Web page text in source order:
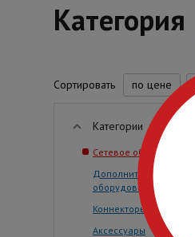
Категория
Сортировать по цене
Категории
Сетевое оборудование
Дополнительное
оборудование
Коннекторы/Разъёмы
Аксессуары